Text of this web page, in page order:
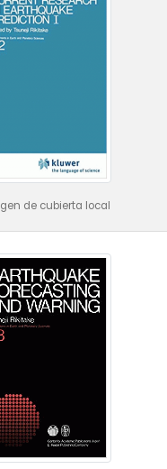
de cubierta local